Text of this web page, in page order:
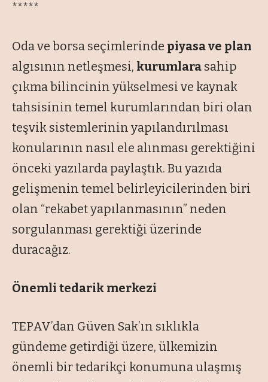
*****
Oda ve borsa seçimlerinde piyasa ve plan
algısının netleşmesi, kurumlara sahip
çıkma bilincinin yükselmesi ve kaynak
tahsisinin temel kurumlarından biri olan
teşvik sistemlerinin yapılandırılması
konularının nasıl ele alınması gerektiğini
önceki yazılarda paylaştık. Bu yazıda
gelişmenin temel belirleyicilerinden biri
olan “rekabet yapılanmasının” neden
sorgulanması gerektiği üzerinde
duracağız.
Önemli tedarik merkezi
TEPAV’dan Güven Sak’ın sıklıkla
gündeme getirdiği üzere, ülkemizin
önemli bir tedarikçi konumuna ulaşmış